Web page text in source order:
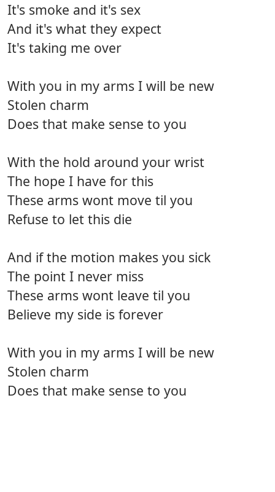
It's smoke and it's sex
And it's what they expect
It's taking me over
With you in my arms I will be new
Stolen charm
Does that make sense to you
With the hold around your wrist
The hope I have for this
These arms wont move til you
Refuse to let this die
And if the motion makes you sick
The point I never miss
These arms wont leave til you
Believe my side is forever
With you in my arms I will be new
Stolen charm
Does that make sense to you